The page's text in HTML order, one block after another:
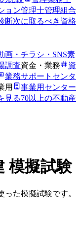
ョン管理士管理組合
断次に取るべき資格
画・チラシ・SNS素
調査資金・業務
資
業務サポートセンタ
用
事業用センター
見る70以上の不動産
模擬試験
った模擬試験です。